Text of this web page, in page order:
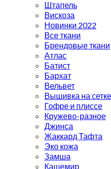
Штапель
Вискоза
Новинки 2022
Все ткани
Брендовые ткани
Атлас
Батист
Бархат
Вельвет
Вышивка на сетке
Гофре и плиссе
Кружево-разное
Джинса
Жаккард Тафта
Эко кожа
Замша
Кашемир